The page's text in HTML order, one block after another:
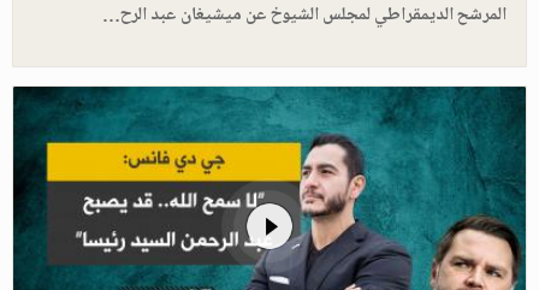
المرشح الديمقراطي لمجلس الشيوخ عن ميشيغان عبد الرح…